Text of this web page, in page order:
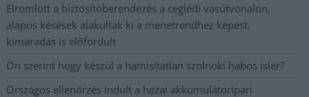
Elromlott a biztosítóberendezés a ceglédi vasútvonalon,
alapos késések alakultak ki a menetrendhez képest,
kimaradás is előfordult
Ön szerint hogy készül a hamisítatlan szolnoki habos isler?
Országos ellenőrzés indult a hazai akkumulátoripari